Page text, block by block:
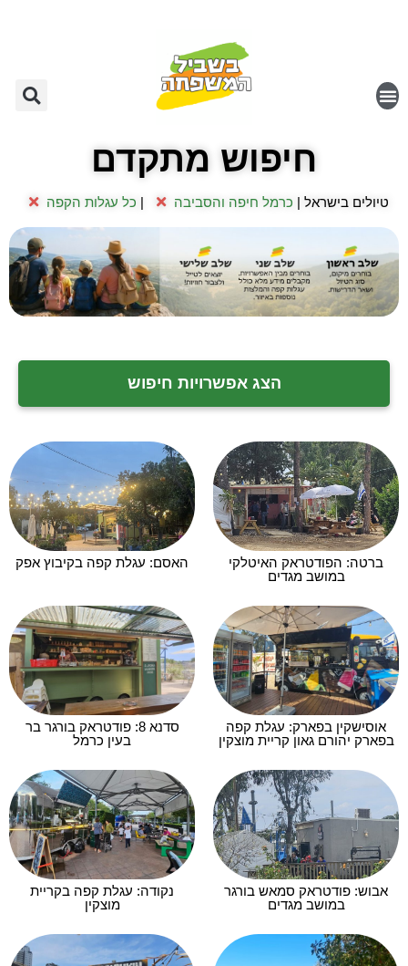
חיפוש מתקדם
טיולים בישראל | כרמל חיפה והסביבה כל עגלות הקפה
הצג אפשרויות חיפוש
ברטה: הפודטראק האיטלקי
במושב מגדים
האסם: עגלת קפה בקיבוץ אפק
אוסישקין בפארק: עגלת קפה
בפארק יהורם גאון קריית מוצקין
סדנא 8: פודטראק בורגר בר
בעין כרמל
אבוש: פודטראק סמאש בורגר
במושב מגדים
נקודה: עגלת קפה בקריית
מוצקין